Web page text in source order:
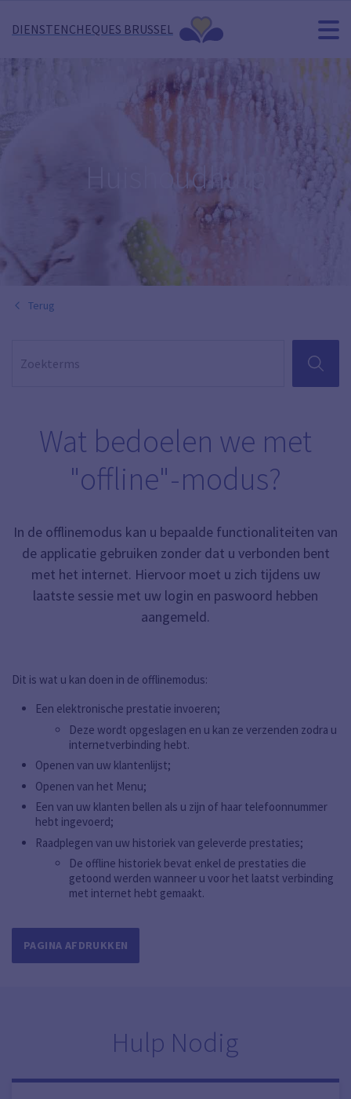
DIENSTENCHEQUES BRUSSEL
Huishoudhulp
Terug
ZOEKEN
Wat bedoelen we met
"offline"-modus?
In de offlinemodus kan u bepaalde functionaliteiten van
de applicatie gebruiken zonder dat u verbonden bent
met het internet. Hiervoor moet u zich tijdens uw
laatste sessie met uw login en paswoord hebben
aangemeld.
Dit is wat u kan doen in de offlinemodus:
Een elektronische prestatie invoeren;
Deze wordt opgeslagen en u kan ze verzenden zodra u
internetverbinding hebt.
Openen van uw klantenlijst;
Openen van het Menu;
Een van uw klanten bellen als u zijn of haar telefoonnummer
hebt ingevoerd;
Raadplegen van uw historiek van geleverde prestaties;
De offline historiek bevat enkel de prestaties die
getoond werden wanneer u voor het laatst verbinding
met internet hebt gemaakt.
PAGINA AFDRUKKEN
Hulp Nodig